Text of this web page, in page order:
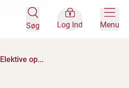
Søg Log Ind Menu
Elektive op...